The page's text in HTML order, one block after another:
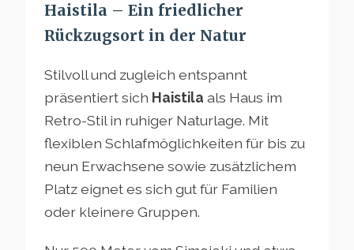
Haistila – Ein friedlicher
Rückzugsort in der Natur
Stilvoll und zugleich entspannt
präsentiert sich Haistila als Haus im
Retro-Stil in ruhiger Naturlage. Mit
flexiblen Schlafmöglichkeiten für bis zu
neun Erwachsene sowie zusätzlichem
Platz eignet es sich gut für Familien
oder kleinere Gruppen.